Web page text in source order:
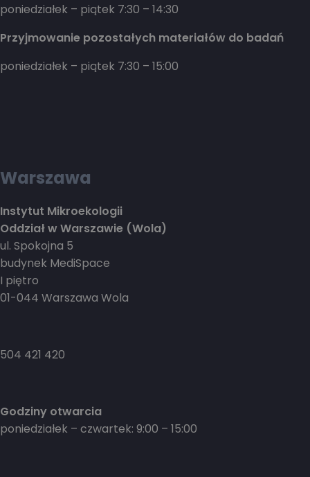
poniedziałek – piątek 7:30 – 14:30
Przyjmowanie pozostałych materiałów do badań
poniedziałek – piątek 7:30 – 15:00
Warszawa
Instytut Mikroekologii
Oddział w Warszawie (Wola)
ul. Spokojna 5
budynek MediSpace
I piętro
01-044 Warszawa Wola
504 421 420
Godziny otwarcia
poniedziałek – czwartek: 9:00 – 15:00